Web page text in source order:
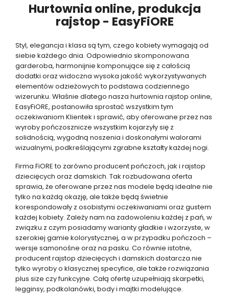
Hurtownia online, produkcja
rajstop - EasyFiORE
Styl, elegancja i klasa są tym, czego kobiety wymagają od
siebie każdego dnia. Odpowiednio skomponowana
garderoba, harmonijnie komponujące się z całością
dodatki oraz widoczna wysoka jakość wykorzystywanych
elementów odzieżowych to podstawa codziennego
wizerunku. Właśnie dlatego nasza hurtownia rajstop online,
EasyFiORE, postanowiła sprostać wszystkim tym
oczekiwaniom Klientek i sprawić, aby oferowane przez nas
wyroby pończosznicze wszystkim kojarzyły się z
solidnością, wygodną noszenia i doskonałymi walorami
wizualnymi, podkreślającymi zgrabne kształty każdej nogi.
Firma FiORE to zarówno producent pończoch, jak i rajstop
dziecięcych oraz damskich. Tak rozbudowana oferta
sprawia, że oferowane przez nas modele będą idealne nie
tylko na każdą okazję, ale także będą świetnie
korespondowały z osobistymi oczekiwaniami oraz gustem
każdej kobiety. Zależy nam na zadowoleniu każdej z pań, w
związku z czym posiadamy warianty gładkie i wzorzyste, w
szerokiej gamie kolorystycznej, a w przypadku pończoch –
wersje samonośne oraz na pasku. Co równie istotne,
producent rajstop dziecięcych i damskich dostarcza nie
tylko wyroby o klasycznej specyfice, ale także rozwiązania
plus size czy funkcyjne. Całą ofertę uzupełniają skarpetki,
legginsy, podkolanówki, body i majtki modelujące.